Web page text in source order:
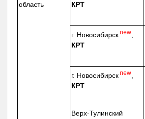
область
КРТ
г. Новосибирск new
КРТ
г. Новосибирск new
КРТ
Верх-Тулинский